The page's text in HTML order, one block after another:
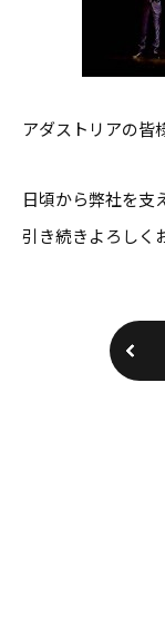
アダストリアの皆
日頃から弊社を支
引き続きよろしく